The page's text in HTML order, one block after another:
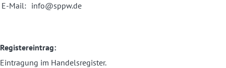
E-Mail: info@sppw.de
Registereintrag:
Eintragung im Handelsregister.